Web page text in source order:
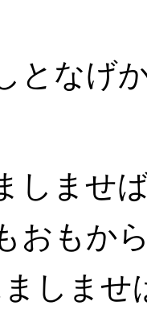
と​なげ
しませ​
おもか
しませ​